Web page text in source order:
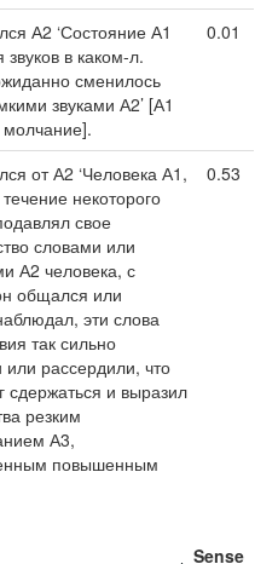
А2 ‘Состояние А1
звуков в каком-л.
сменилось
звуками А2’ [А1
0.01
от А2 ‘Человека А1,
некоторого
свое
словами или
А2 человека, с
общался или
эти слова
так сильно
или рассердили, что
сдержаться и выразил
резким
А3,
повышенным
0.53
Sense